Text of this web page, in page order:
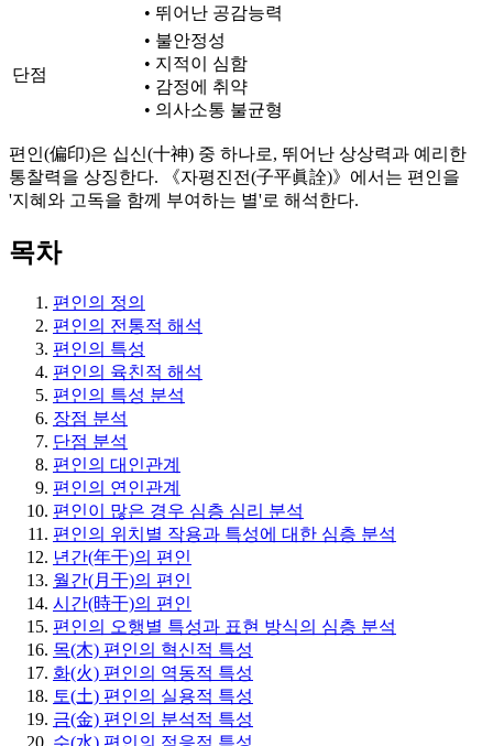
• 뛰어난 공감능력
단점
• 불안정성
• 지적이 심함
• 감정에 취약
• 의사소통 불균형
편인(偏印)은 십신(十神) 중 하나로, 뛰어난 상상력과 예리한
통찰력을 상징한다. 《자평진전(子平眞詮)》에서는 편인을
'지혜와 고독을 함께 부여하는 별'로 해석한다.
목차
편인의 정의
편인의 전통적 해석
편인의 특성
편인의 육친적 해석
편인의 특성 분석
장점 분석
단점 분석
편인의 대인관계
편인의 연인관계
편인이 많은 경우 심층 심리 분석
편인의 위치별 작용과 특성에 대한 심층 분석
년간(年干)의 편인
월간(月干)의 편인
시간(時干)의 편인
편인의 오행별 특성과 표현 방식의 심층 분석
목(木) 편인의 혁신적 특성
화(火) 편인의 역동적 특성
토(土) 편인의 실용적 특성
금(金) 편인의 분석적 특성
수(水) 편인의 적응적 특성